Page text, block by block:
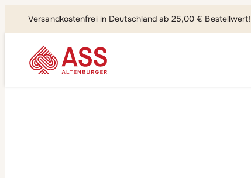
Versandkostenfrei in Deutschland ab 25,00 € Bestellwert!